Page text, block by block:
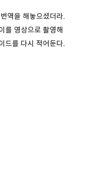
역을 해놓으셨더라.
를 영상으로 촬영해
드를 다시 적어둔다.